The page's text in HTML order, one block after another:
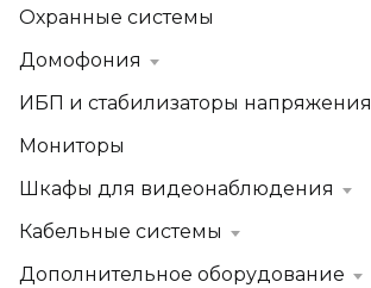
Охранные системы
Домофония
ИБП и стабилизаторы напряжения
Мониторы
Шкафы для видеонаблюдения
Кабельные системы
Дополнительное оборудование